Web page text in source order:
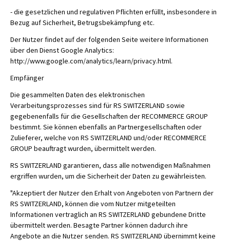
- die gesetzlichen und regulativen Pflichten erfüllt, insbesondere in
Bezug auf Sicherheit, Betrugsbekämpfung etc.
Der Nutzer findet auf der folgenden Seite weitere Informationen
über den Dienst Google Analytics:
http://www.google.com/analytics/learn/privacy.html.
Empfänger
Die gesammelten Daten des elektronischen
Verarbeitungsprozesses sind für RS SWITZERLAND sowie
gegebenenfalls für die Gesellschaften der RECOMMERCE GROUP
bestimmt. Sie können ebenfalls an Partnergesellschaften oder
Zulieferer, welche von RS SWITZERLAND und/oder RECOMMERCE
GROUP beauftragt wurden, übermittelt werden.
RS SWITZERLAND garantieren, dass alle notwendigen Maßnahmen
ergriffen wurden, um die Sicherheit der Daten zu gewährleisten.
"Akzeptiert der Nutzer den Erhalt von Angeboten von Partnern der
RS SWITZERLAND, können die vom Nutzer mitgeteilten
Informationen vertraglich an RS SWITZERLAND gebundene Dritte
übermittelt werden. Besagte Partner können dadurch ihre
Angebote an die Nutzer senden. RS SWITZERLAND übernimmt keine